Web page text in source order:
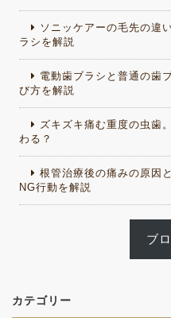
ソニッケアーの毛先の違
ラシを解説
電動歯ブラシと普通の歯
び方を解説
ズキズキ痛む重度の虫歯
わる？
根管治療後の痛みの原因
NG行動を解説
ブ
カテゴリー